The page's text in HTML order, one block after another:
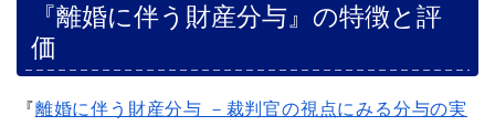
『離婚に伴う財産分与』の特徴と評
価
『離婚に伴う財産分与 －裁判官の視点にみる分与の実